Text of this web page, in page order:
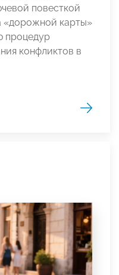
повесткой
«дорожной карты»
процедур
конфликтов в